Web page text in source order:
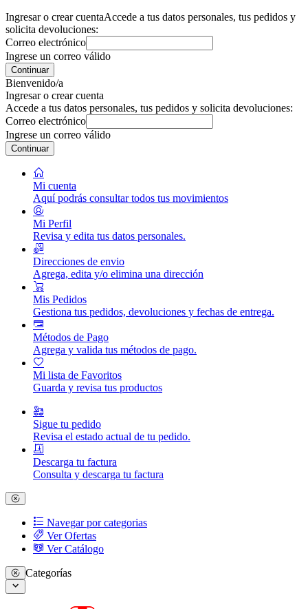
Ingresar o crear cuentaAccede a tus datos personales, tus pedidos y
solicita devoluciones:
Correo electrónico
Ingrese un correo válido
Continuar
Bienvenido/a
Ingresar o crear cuenta
Accede a tus datos personales, tus pedidos y solicita devoluciones:
Correo electrónico
Ingrese un correo válido
Continuar
Mi cuenta
Aquí podrás consultar todos tus movimientos
Mi Perfil
Revisa y edita tus datos personales.
Direcciones de envio
Agrega, edita y/o elimina una dirección
Mis Pedidos
Gestiona tus pedidos, devoluciones y fechas de entrega.
Métodos de Pago
Agrega y valida tus métodos de pago.
Mi lista de Favoritos
Guarda y revisa tus productos
Sigue tu pedido
Revisa el estado actual de tu pedido.
Descarga tu factura
Consulta y descarga tu factura
Navegar por categorias
Ver Ofertas
Ver Catálogo
Categorías